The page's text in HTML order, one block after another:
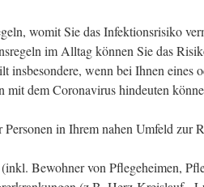
womit Sie das Infektionsrisiko
im Alltag können Sie das
insbesondere, wenn bei Ihnen eines
mit dem Coronavirus hindeuten
in Ihrem nahen Umfeld zur
Bewohner von Pflegeheimen,